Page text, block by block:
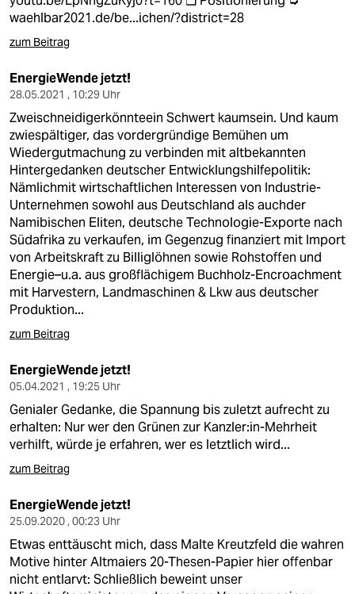
waehlbar2021.de/be...ichen/?district=28
zum Beitrag
EnergieWende jetzt!
28.05.2021 , 10:29 Uhr
Zweischneidigerkönnteein Schwert kaumsein. Und kaum
zwiespältiger, das vordergründige Bemühen um
Wiedergutmachung zu verbinden mit altbekannten
Hintergedanken deutscher Entwicklungshilfepolitik:
Nämlichmit wirtschaftlichen Interessen von Industrie-
Unternehmen sowohl aus Deutschland als auchder
Namibischen Eliten, deutsche Technologie-Exporte nach
Südafrika zu verkaufen, im Gegenzug finanziert mit Import
von Arbeitskraft zu Billiglöhnen sowie Rohstoffen und
Energie–u.a. aus großflächigem Buchholz-Encroachment
mit Harvestern, Landmaschinen & Lkw aus deutscher
Produktion...
zum Beitrag
EnergieWende jetzt!
05.04.2021 , 19:25 Uhr
Genialer Gedanke, die Spannung bis zuletzt aufrecht zu
erhalten: Nur wer den Grünen zur Kanzler:in-Mehrheit
verhilft, würde je erfahren, wer es letztlich wird...
zum Beitrag
EnergieWende jetzt!
25.09.2020 , 00:23 Uhr
Etwas enttäuscht mich, dass Malte Kreutzfeld die wahren
Motive hinter Altmaiers 20-Thesen-Papier hier offenbar
nicht entlarvt: Schließlich beweint unser